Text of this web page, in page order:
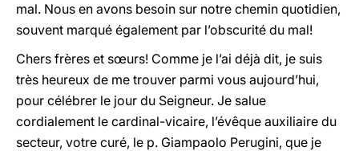
mal. Nous en avons besoin sur notre chemin quotidien,
souvent marqué également par l’obscurité du mal!
Chers frères et sœurs! Comme je l’ai déjà dit, je suis
très heureux de me trouver parmi vous aujourd’hui,
pour célébrer le jour du Seigneur. Je salue
cordialement le cardinal-vicaire, l’évêque auxiliaire du
secteur, votre curé, le p. Giampaolo Perugini, que je